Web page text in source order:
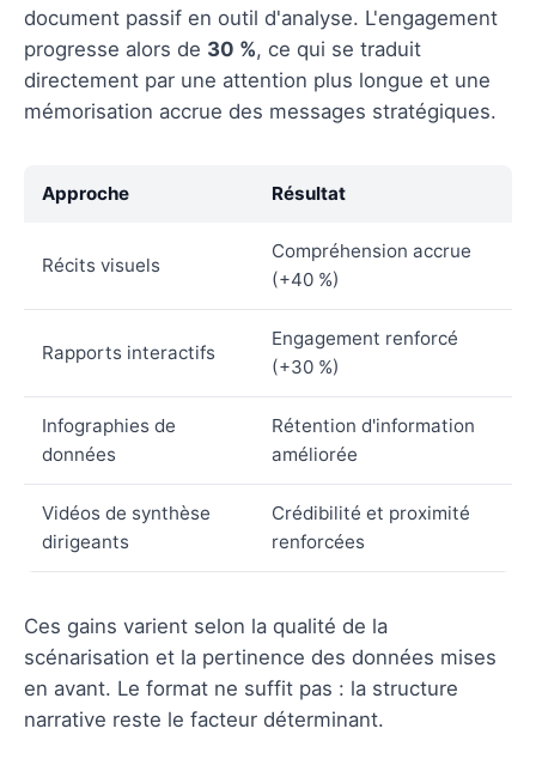
document passif en outil d'analyse. L'engagement
progresse alors de 30 %, ce qui se traduit
directement par une attention plus longue et une
mémorisation accrue des messages stratégiques.
Approche Résultat
Récits visuels
Compréhension accrue
(+40 %)
Rapports interactifs
Engagement renforcé
(+30 %)
Infographies de
données
Rétention d'information
améliorée
Vidéos de synthèse
dirigeants
Crédibilité et proximité
renforcées
Ces gains varient selon la qualité de la
scénarisation et la pertinence des données mises
en avant. Le format ne suffit pas : la structure
narrative reste le facteur déterminant.